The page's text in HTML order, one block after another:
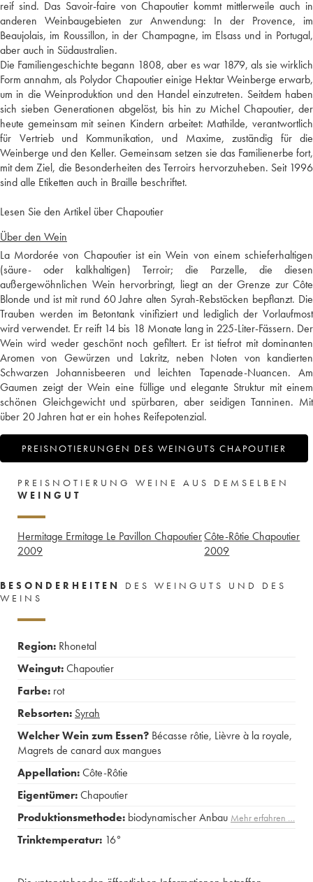
reif sind. Das Savoir-faire von Chapoutier kommt mittlerweile auch in
anderen Weinbaugebieten zur Anwendung: In der Provence, im
Beaujolais, im Roussillon, in der Champagne, im Elsass und in Portugal,
aber auch in Südaustralien.
Die Familiengeschichte begann 1808, aber es war 1879, als sie wirklich
Form annahm, als Polydor Chapoutier einige Hektar Weinberge erwarb,
um in die Weinproduktion und den Handel einzutreten. Seitdem haben
sich sieben Generationen abgelöst, bis hin zu Michel Chapoutier, der
heute gemeinsam mit seinen Kindern arbeitet: Mathilde, verantwortlich
für Vertrieb und Kommunikation, und Maxime, zuständig für die
Weinberge und den Keller. Gemeinsam setzen sie das Familienerbe fort,
mit dem Ziel, die Besonderheiten des Terroirs hervorzuheben. Seit 1996
sind alle Etiketten auch in Braille beschriftet.
Lesen Sie den Artikel über Chapoutier
Über den Wein
La Mordorée von Chapoutier ist ein Wein von einem schieferhaltigen
(säure- oder kalkhaltigen) Terroir; die Parzelle, die diesen
außergewöhnlichen Wein hervorbringt, liegt an der Grenze zur Côte
Blonde und ist mit rund 60 Jahre alten Syrah-Rebstöcken bepflanzt. Die
Trauben werden im Betontank vinifiziert und lediglich der Vorlaufmost
wird verwendet. Er reift 14 bis 18 Monate lang in 225-Liter-Fässern. Der
Wein wird weder geschönt noch gefiltert. Er ist tiefrot mit dominanten
Aromen von Gewürzen und Lakritz, neben Noten von kandierten
Schwarzen Johannisbeeren und leichten Tapenade-Nuancen. Am
Gaumen zeigt der Wein eine füllige und elegante Struktur mit einem
schönen Gleichgewicht und spürbaren, aber seidigen Tanninen. Mit
über 20 Jahren hat er ein hohes Reifepotenzial.
PREISNOTIERUNGEN DES WEINGUTS CHAPOUTIER
PREISNOTIERUNG WEINE AUS DEMSELBEN
WEINGUT
Hermitage Ermitage Le Pavillon Chapoutier
2009
Côte-Rôtie Chapoutier
2009
BESONDERHEITEN
DES WEINGUTS UND DES
WEINS
Region: Rhonetal
Weingut:Chapoutier
Farbe: rot
Rebsorten: Syrah
Welcher Wein zum Essen? Bécasse rôtie, Lièvre à la royale,
Magrets de canard aux mangues
Appellation:Côte-Rôtie
Eigentümer:Chapoutier
Produktionsmethode: biodynamischer Anbau Mehr erfahren …
Trinktemperatur: 16°